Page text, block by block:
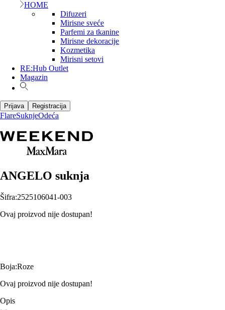
HOME
Difuzeri
Mirisne sveće
Parfemi za tkanine
Mirisne dekoracije
Kozmetika
Mirisni setovi
RE:Hub Outlet
Magazin
Prijava Registracija
FlareSuknjeOdeća
ANGELO suknja
Šifra:2525106041-003
Ovaj proizvod nije dostupan!
Boja:Roze
Ovaj proizvod nije dostupan!
Opis